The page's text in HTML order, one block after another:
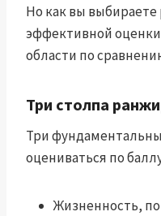
Но как вы
эффективной
области по
Три столпа
Три
оцениваться по
Жизненность,